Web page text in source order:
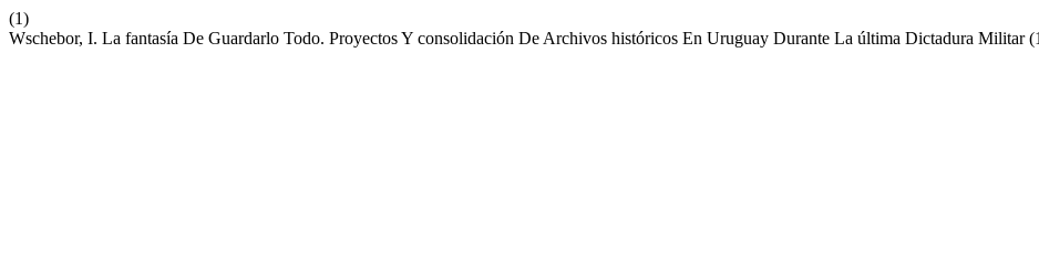
(1)
Wschebor, I. La fantasía De Guardarlo Todo. Proyectos Y consolidación De Archivos históricos En Uruguay Durante La última Dictadura Militar